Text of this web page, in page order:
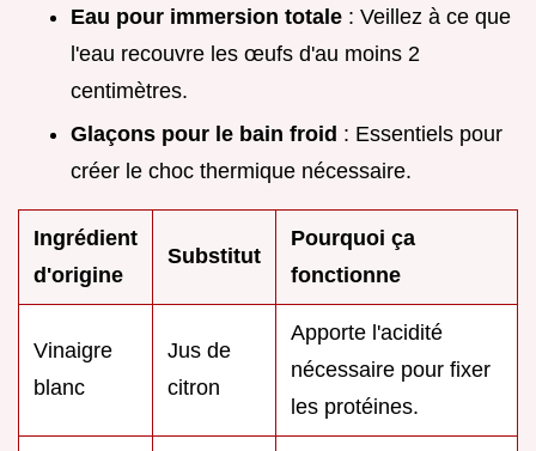
Eau pour immersion totale : Veillez à ce que
l'eau recouvre les œufs d'au moins 2
centimètres.
Glaçons pour le bain froid : Essentiels pour
créer le choc thermique nécessaire.
Ingrédient
d'origine
Substitut
Pourquoi ça
fonctionne
Vinaigre
blanc
Jus de
citron
Apporte l'acidité
nécessaire pour fixer
les protéines.